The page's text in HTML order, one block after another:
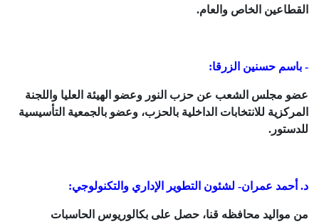
القطاعين الخاص والعام.
- باسم حسنين الزرقا:
عضو مجلس الشعب عن حزب النور وعضو الهيئة العليا واللجنة
المركزية للانتخابات الداخلية بالحزب، وعضو بالجمعية التأسيسية
للدستور.
د. أحمد عمران- لشئون التطوير الإداري والتكنولوجي:
من مواليد محافظه قنا، حصل على بكالوريوس الحاسبات